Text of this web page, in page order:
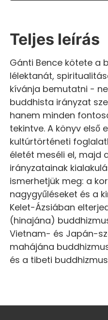
Teljes leírás
Gánti Bence kötete a
lélektanát,
kívánja bemutatni -
buddhista irányzat
hanem minden
tekintve. A könyv első
kultúrtörténeti
életét meséli el, majd
irányzatainak
ismerhetjük meg: a
nagygyűléseket és a
Kelet-Ázsiában
(hinajána)
Vietnam- és Japán-
mahájána
és a tibeti